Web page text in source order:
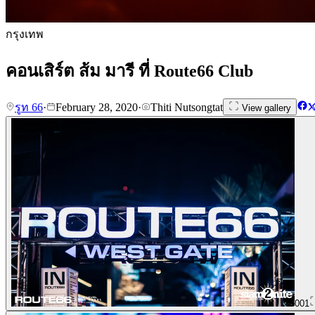
กรุงเทพ
คอนเสิร์ต ส้ม มารี ที่ Route66 Club
รูท 66· February 28, 2020· Thiti Nutsongtat View gallery
001